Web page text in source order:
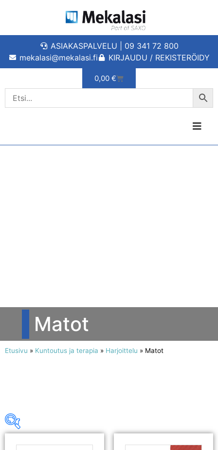
ASIAKASPALVELU | 09 341 72 800
mekalasi@mekalasi.fi
KIRJAUDU / REKISTERÖIDY
0,00 €
Matot
Etusivu » Kuntoutus ja terapia » Harjoittelu » Matot